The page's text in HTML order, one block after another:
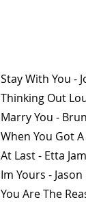
Stay With You -
Thinking Out
Marry You -
When You Got
At Last - Etta
Im Yours -
You Are The